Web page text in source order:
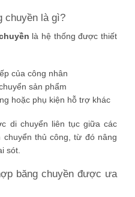
chuyền là gì?
là hệ thống được thiết
của công nhân
sản phẩm
hoặc phụ kiện hỗ trợ khác
di chuyển liên tục giữa các
thủ công, từ đó nâng
sót.
băng chuyền được ưa